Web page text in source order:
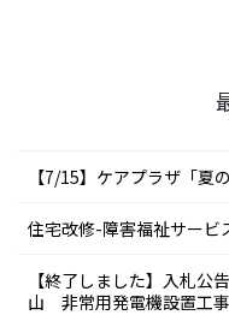
【7/15】ケアプラザ「夏
住宅改修-障害福祉サービ
【終了しました】入札公
山 非常用発電機設置工